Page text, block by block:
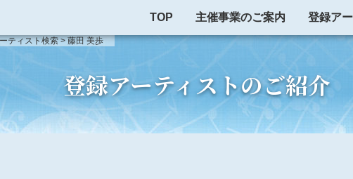
TOP 主催事業のご案内 登録ア
スト検索
ティスト検索>藤田 美歩
登録アーティストのご紹介